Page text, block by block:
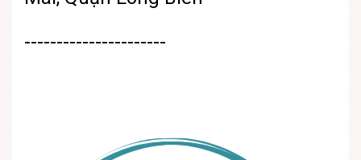
----------------------